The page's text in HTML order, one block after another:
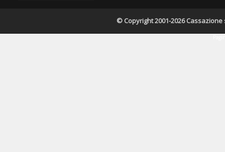
© Copyright 2001-2026 Cassazione